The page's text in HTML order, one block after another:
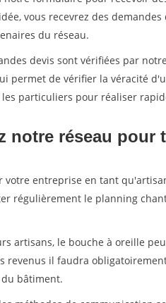
vous recevrez des
du réseau.
devis sont vérifiées par
permet de vérifier la véracité
les particuliers pour réaliser
notre réseau pour
votre entreprise en tant
régulièrement le planning
artisans, le bouche à oreille
revenus il faudra
bâtiment.